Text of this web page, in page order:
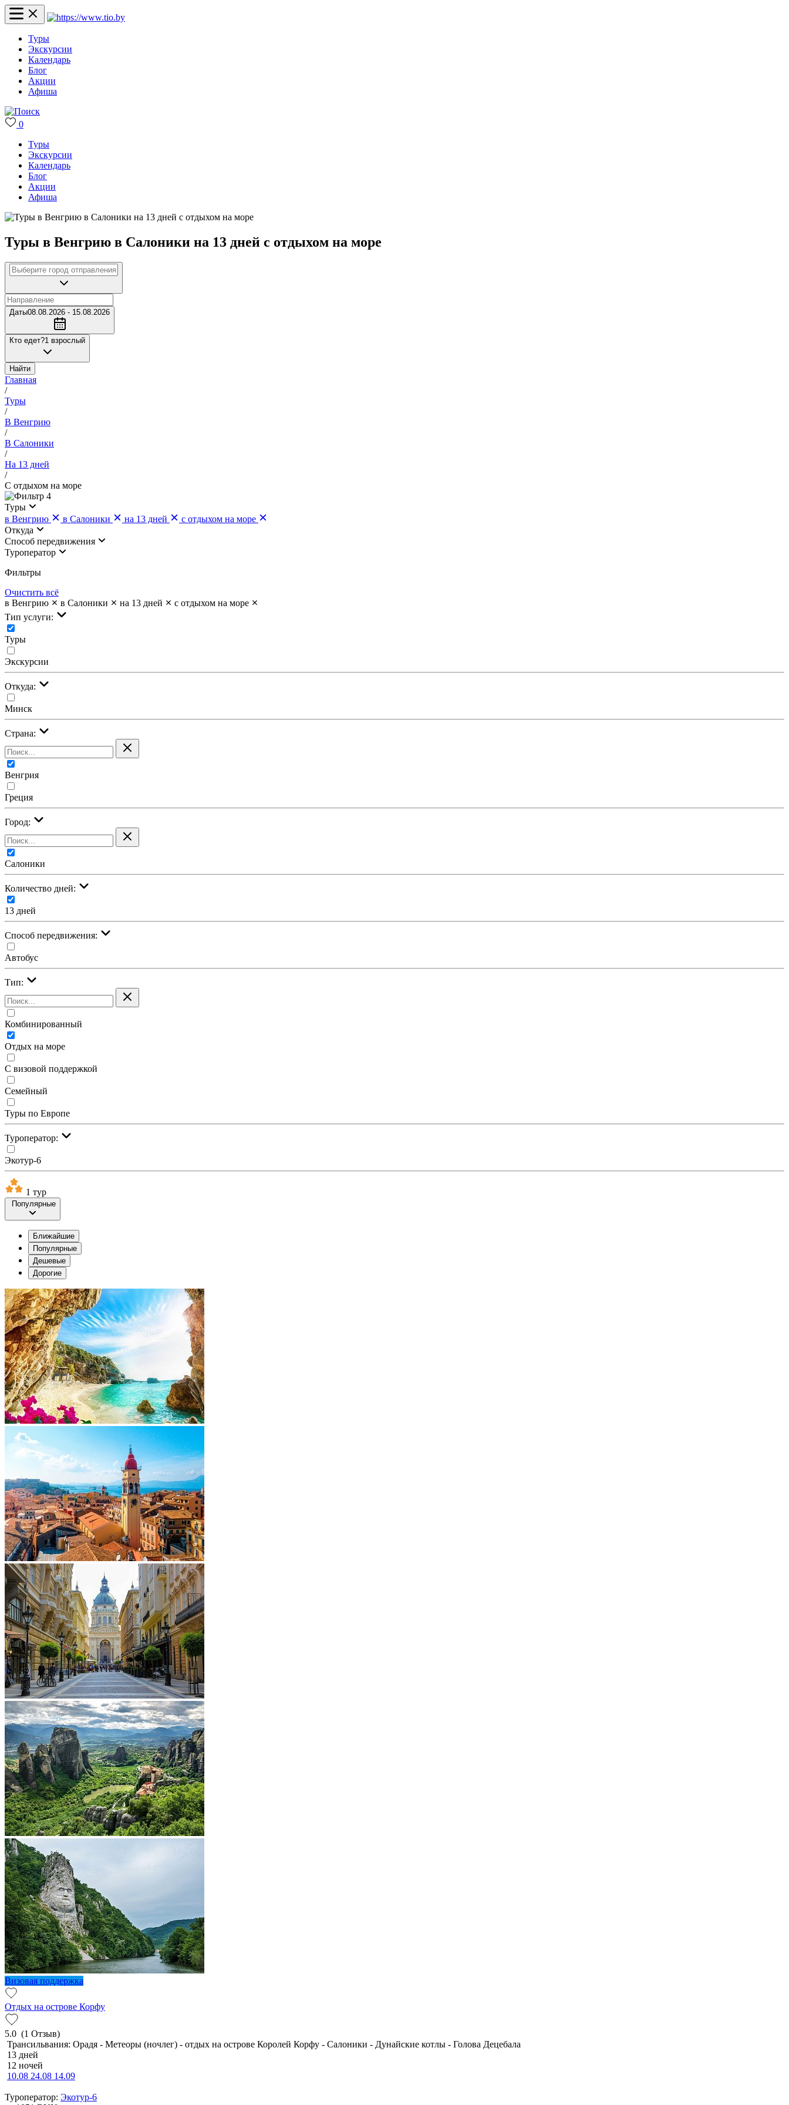
Туры
Экскурсии
Календарь
Блог
Акции
Афиша
0
Туры
Экскурсии
Календарь
Блог
Акции
Афиша
Туры в Венгрию в Салоники на 13 дней с отдыхом на море
Даты08.08.2026 - 15.08.2026
Кто едет?1 взрослый
Найти
Главная
/
Туры
/
В Венгрию
/
В Салоники
/
На 13 дней
/
С отдыхом на море
4
Туры
в Венгрию
в Салоники на 13 дней
с отдыхом на море
Откуда
Cпособ передвижения
Туроператор
Фильтры
Очистить всё
в Венгрию
в Салоники на 13 дней
с отдыхом на море
Тип услуги:
Туры
Экскурсии
Откуда:
Минск
Страна:
Венгрия
Греция
Город:
Салоники
Количество дней:
13 дней
Cпособ передвижения:
Автобус
Тип:
Комбинированный
Отдых на море
С визовой поддержкой
Семейный
Туры по Европе
Туроператор:
Экотур-6
1 тур
Популярные
Ближайшие
Популярные
Дешевые
Дорогие
Визовая поддержка
Отдых на острове Корфу
5.0 (1 Отзыв)
Трансильвания: Орадя - Метеоры (ночлег) - отдых на острове Королей Корфу - Салоники - Дунайские котлы - Голова Децебала
13 дней
12 ночей
10.08 24.08 14.09
Туроператор: Экотур-6